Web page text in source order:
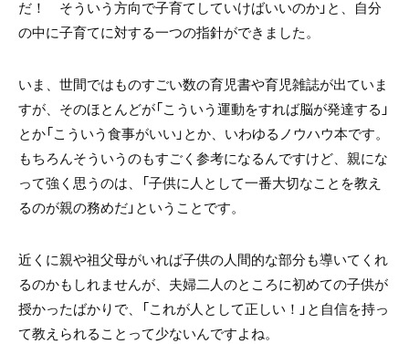
だ！ そういう方向で子育てしていけばいいのか」と、自分
の中に子育てに対する一つの指針ができました。
いま、世間ではものすごい数の育児書や育児雑誌が出ていま
すが、そのほとんどが「こういう運動をすれば脳が発達する」
とか「こういう食事がいい」とか、いわゆるノウハウ本です。
もちろんそういうのもすごく参考になるんですけど、親にな
って強く思うのは、「子供に人として一番大切なことを教え
るのが親の務めだ」ということです。
近くに親や祖父母がいれば子供の人間的な部分も導いてくれ
るのかもしれませんが、夫婦二人のところに初めての子供が
授かったばかりで、「これが人として正しい！」と自信を持っ
て教えられることって少ないんですよね。